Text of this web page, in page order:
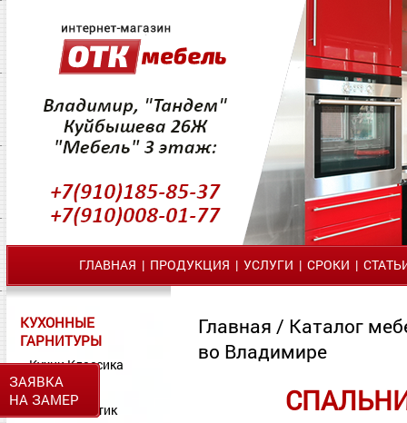
ЗАЯВКА
НА ЗАМЕР
ГЛАВНАЯ | ПРОДУКЦИЯ | УСЛУГИ | СРОКИ |
КУХОННЫЕ
ГАРНИТУРЫ
Кухни Классика
Кухни МДФ
Кухни Пластик
Главная / Каталог
во Владимире